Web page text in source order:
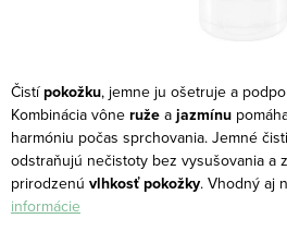
Čistípokožku, jemne ju ošetruje a
Kombinácia vône ruže a jazmínu
harmóniu počas sprchovania. Jemné
odstraňujú nečistoty bez vysušovania a
prirodzenú vlhkosť pokožky. Vhodný aj
informácie